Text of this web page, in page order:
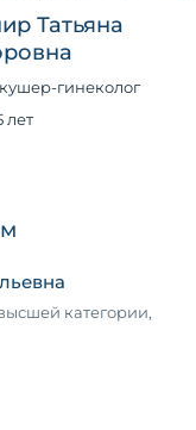
Татьяна
гинеколог
лет
категории,